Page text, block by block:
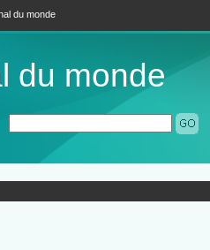
du monde
du monde